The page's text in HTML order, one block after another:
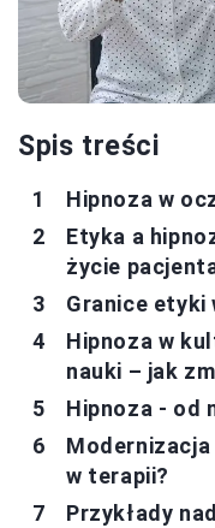
Spis treści
Hipnoza w
Etyka a
życie
Granice etyki
Hipnoza w
nauki – jak
Hipnoza - od
w terapii?
Przykłady